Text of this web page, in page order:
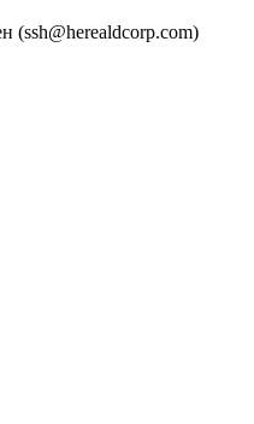
(ssh@herealdcorp.com)